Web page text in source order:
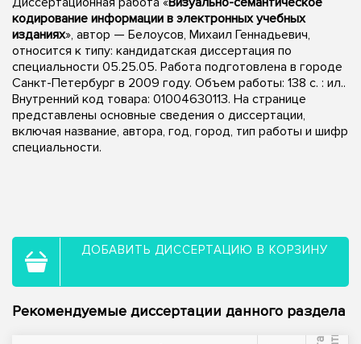
кодирование информации в электронных учебных
изданиях», автор — Белоусов, Михаил Геннадьевич,
относится к типу: кандидатская диссертация по
специальности 05.25.05. Работа подготовлена в городе
Санкт-Петербург в 2009 году. Объем работы: 138 с. : ил..
Внутренний код товара: 01004630113. На странице
представлены основные сведения о диссертации,
включая название, автора, год, город, тип работы и шифр
специальности.
ДОБАВИТЬ ДИССЕРТАЦИЮ В КОРЗИНУ
Рекомендуемые диссертации данного раздела